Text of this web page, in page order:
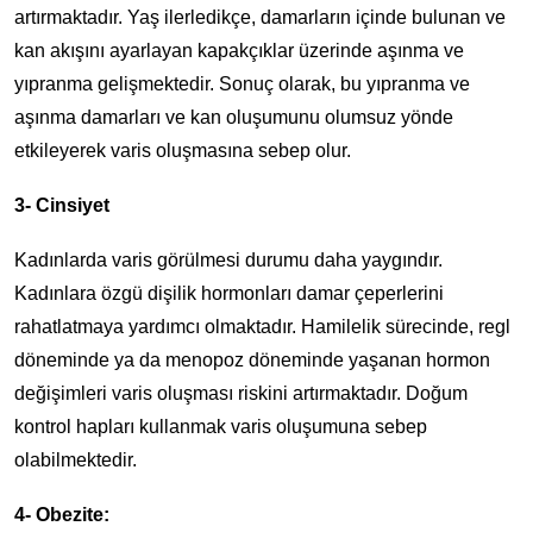
artırmaktadır. Yaş ilerledikçe, damarların içinde bulunan ve
kan akışını ayarlayan kapakçıklar üzerinde aşınma ve
yıpranma gelişmektedir. Sonuç olarak, bu yıpranma ve
aşınma damarları ve kan oluşumunu olumsuz yönde
etkileyerek varis oluşmasına sebep olur.
3- Cinsiyet
Kadınlarda varis görülmesi durumu daha yaygındır.
Kadınlara özgü dişilik hormonları damar çeperlerini
rahatlatmaya yardımcı olmaktadır. Hamilelik sürecinde, regl
döneminde ya da menopoz döneminde yaşanan hormon
değişimleri varis oluşması riskini artırmaktadır. Doğum
kontrol hapları kullanmak varis oluşumuna sebep
olabilmektedir.
4- Obezite: